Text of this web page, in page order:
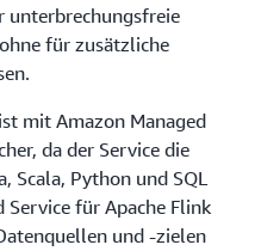
unterbrechungsfreie
für zusätzliche
mit Amazon Managed
da der Service die
Scala, Python und SQL
für Apache Flink
und -zielen